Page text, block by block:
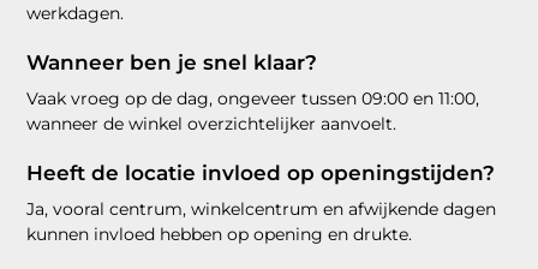
werkdagen.
Wanneer ben je snel klaar?
Vaak vroeg op de dag, ongeveer tussen 09:00 en 11:00,
wanneer de winkel overzichtelijker aanvoelt.
Heeft de locatie invloed op openingstijden?
Ja, vooral centrum, winkelcentrum en afwijkende dagen
kunnen invloed hebben op opening en drukte.